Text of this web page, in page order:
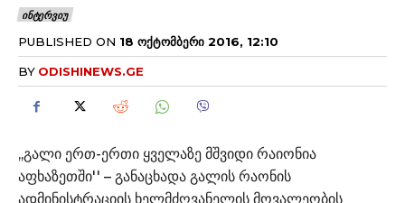
ᲘᲜᲢᲔᲠᲕᲘᲣ
PUBLISHED ON 18 ᲝᲥᲢᲝᲛᲑᲔᲠᲘ 2016, 12:10
BY ODISHINEWS.GE
,,გალი ერთ-ერთი ყველაზე მშვიდი რაიონია
აფხაზეთში'' – განაცხადა გალის რაონის
ადმინისტრაციის ხელმძღვანელის მოვალეობის